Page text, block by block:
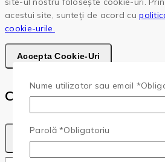
acestui site, sunteți de acord cu
cookie-urile.
Accepta Cookie-Uri
Cota
Nume utilizator sau email *
Parolă*Obligatoriu